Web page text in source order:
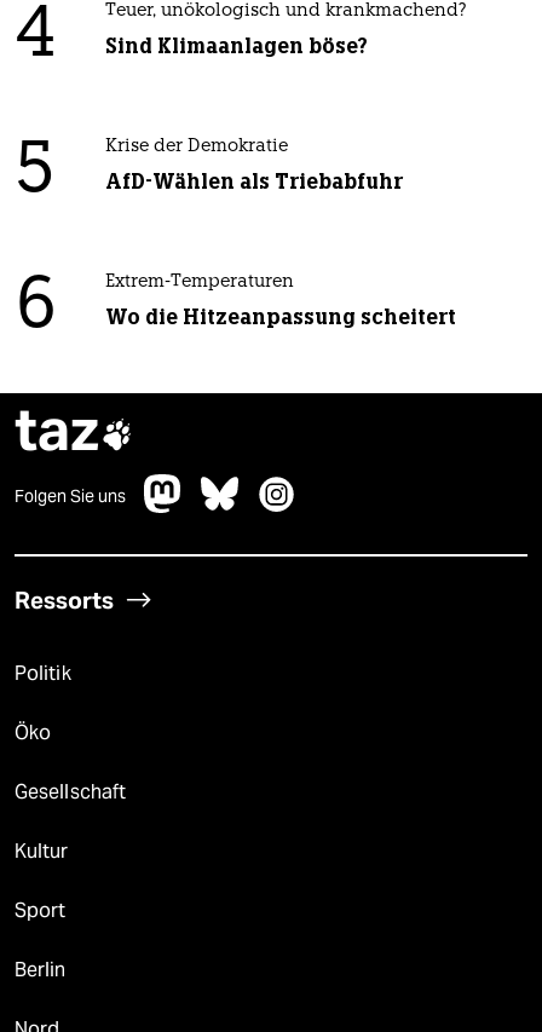
4 Teuer, unökologisch und krankmachend?
Sind Klimaanlagen böse?
5 Krise der Demokratie
AfD-Wählen als Triebabfuhr
6 Extrem-Temperaturen
Wo die Hitzeanpassung scheitert
taz
Folgen Sie uns
Ressorts
Politik
Öko
Gesellschaft
Kultur
Sport
Berlin